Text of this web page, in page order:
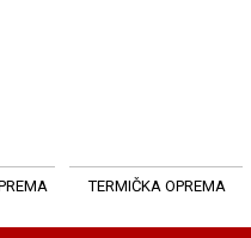
TERMIČKA OPREMA